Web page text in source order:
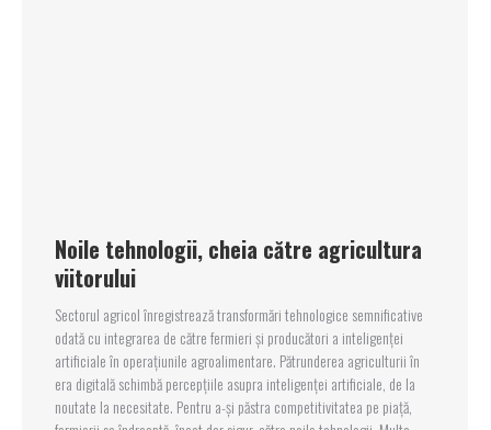
Noile tehnologii, cheia către agricultura
viitorului
Sectorul agricol înregistrează transformări tehnologice semnificative
odată cu integrarea de către fermieri și producători a inteligenței
artificiale în operațiunile agroalimentare. Pătrunderea agriculturii în
era digitală schimbă percepțiile asupra inteligenței artificiale, de la
noutate la necesitate. Pentru a-și păstra competitivitatea pe piață,